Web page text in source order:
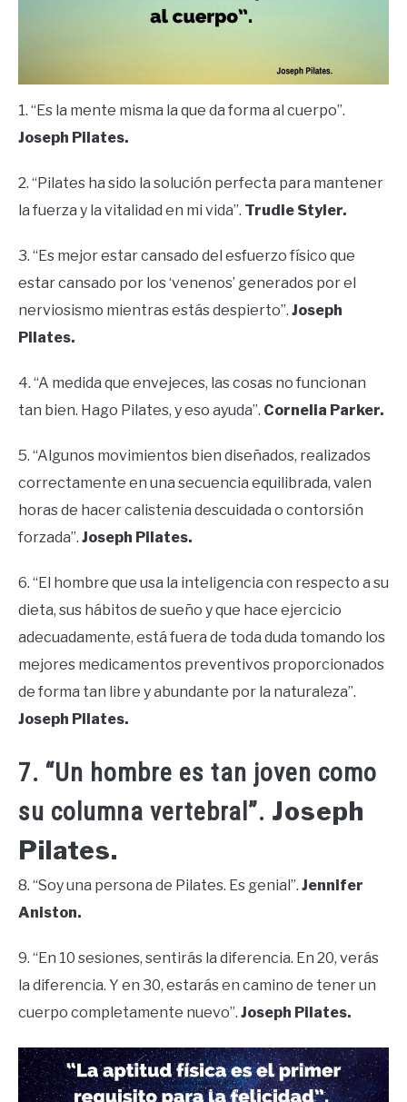
1. “Es la mente misma la que da forma al cuerpo”.
Joseph Pilates.
2. “Pilates ha sido la solución perfecta para mantener
la fuerza y la vitalidad en mi vida”. Trudie Styler.
3. “Es mejor estar cansado del esfuerzo físico que
estar cansado por los ‘venenos’ generados por el
nerviosismo mientras estás despierto”. Joseph
Pilates.
4. “A medida que envejeces, las cosas no funcionan
tan bien. Hago Pilates, y eso ayuda”. Cornelia Parker.
5. “Algunos movimientos bien diseñados, realizados
correctamente en una secuencia equilibrada, valen
horas de hacer calistenia descuidada o contorsión
forzada”. Joseph Pilates.
6. “El hombre que usa la inteligencia con respecto a su
dieta, sus hábitos de sueño y que hace ejercicio
adecuadamente, está fuera de toda duda tomando los
mejores medicamentos preventivos proporcionados
de forma tan libre y abundante por la naturaleza”.
Joseph Pilates.
7. “Un hombre es tan joven como
su columna vertebral”. Joseph
Pilates.
8. “Soy una persona de Pilates. Es genial”. Jennifer
Aniston.
9. “En 10 sesiones, sentirás la diferencia. En 20, verás
la diferencia. Y en 30, estarás en camino de tener un
cuerpo completamente nuevo”. Joseph Pilates.